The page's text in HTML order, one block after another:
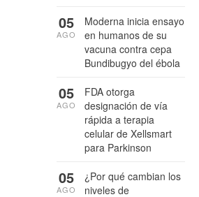
Moderna inicia ensayo
en humanos de su
vacuna contra cepa
Bundibugyo del ébola
05
AGO
FDA otorga
designación de vía
rápida a terapia
celular de Xellsmart
para Parkinson
05
AGO
¿Por qué cambian los
niveles de
05
AGO